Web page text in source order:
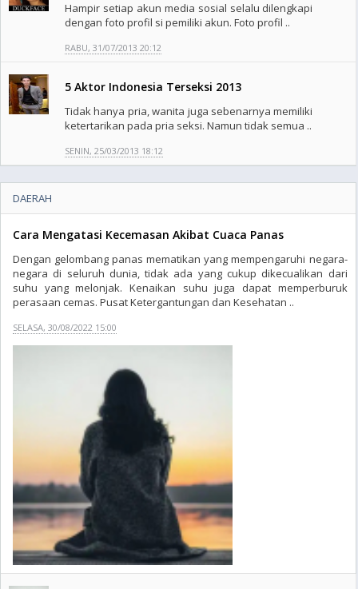
Hampir setiap akun media sosial selalu dilengkapi
dengan foto profil si pemiliki akun. Foto profil ..
RABU, 31/07/2013 20:12
5 Aktor Indonesia Terseksi 2013
Tidak hanya pria, wanita juga sebenarnya memiliki
ketertarikan pada pria seksi. Namun tidak semua ..
SENIN, 25/03/2013 18:12
DAERAH
Cara Mengatasi Kecemasan Akibat Cuaca Panas
Dengan gelombang panas mematikan yang mempengaruhi negara-
negara di seluruh dunia, tidak ada yang cukup dikecualikan dari
suhu yang melonjak. Kenaikan suhu juga dapat memperburuk
perasaan cemas. Pusat Ketergantungan dan Kesehatan ..
SELASA, 30/08/2022 15:00